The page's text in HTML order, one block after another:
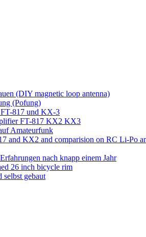
(DIY magnetic loop antenna)
(Pofung)
817 und KX-3
FT-817 KX2 KX3
Amateurfunk
and KX2 and comparision on RC Li-Po
nach knapp einem Jahr
26 inch bicycle rim
gebaut